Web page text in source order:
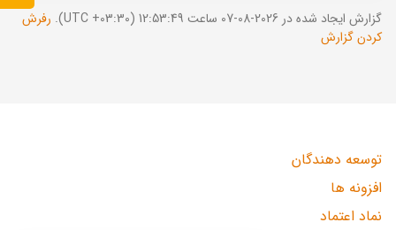
گزارش ایجاد شده در 2026-08-07 ساعت 12:53:49 (UTC +03:30).
رفرش
کردن گزارش
توسعه دهندگان
افزونه ها
نماد اعتماد